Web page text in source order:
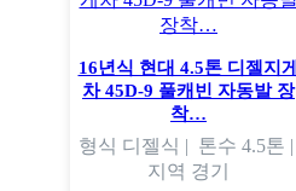
16년식 현대 4.5톤 디젤지게
차 45D-9 풀캐빈 자동발 장
착…
형식 디젤식 | 톤수 4.5톤 |
지역 경기